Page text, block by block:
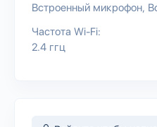
Встроенный микрофон
Частота Wi-Fi:
2.4 ггц